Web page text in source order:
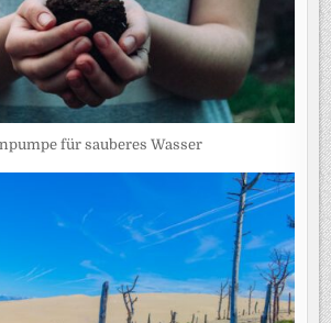
für sauberes Wasser